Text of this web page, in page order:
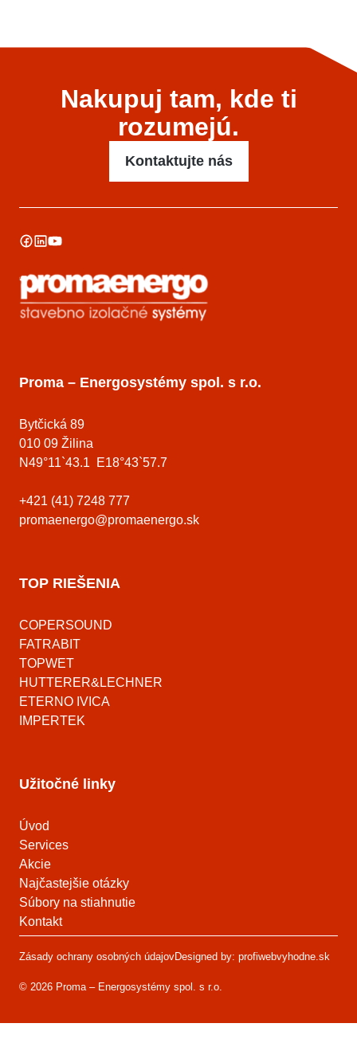
Nakupuj tam, kde ti
rozumejú.
Kontaktujte nás
Proma – Energosystémy spol. s r.o.
Bytčická 89
010 09 Žilina
N49°11`43.1 E18°43`57.7
+421 (41) 7248 777
promaenergo@promaenergo.sk
TOP RIEŠENIA
COPERSOUND
FATRABIT
TOPWET
HUTTERER&LECHNER
ETERNO IVICA
IMPERTEK
Užitočné linky
Úvod
Services
Akcie
Najčastejšie otázky
Súbory na stiahnutie
Kontakt
© 2026 Proma – Energosystémy spol. s r.o.
Zásady ochrany osobných údajovDesigned by: profiwebvyhodne.sk